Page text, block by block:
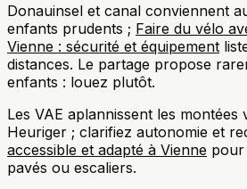
Donauinsel et canal conviennent
enfants prudents ; Faire du vélo
Vienne : sécurité et équipement
distances. Le partage propose
enfants : louez plutôt.
Les VAE aplannissent les montées
Heuriger ; clarifiez autonomie et
accessible et adapté à Vienne pour
pavés ou escaliers.